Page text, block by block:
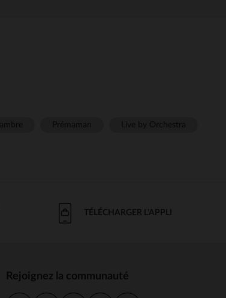
TÉLÉCHARGER L'APPLI
Rejoignez la communauté